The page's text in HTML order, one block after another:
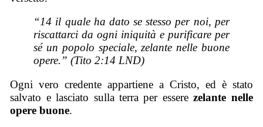
“14 il quale ha dato se stesso per noi, per
riscattarci da ogni iniquità e purificare per
sé un popolo speciale, zelante nelle buone
opere.” (Tito 2:14 LND)
Ogni vero credente appartiene a Cristo, ed è stato
salvato e lasciato sulla terra per esserezelante nelle
opere buone.